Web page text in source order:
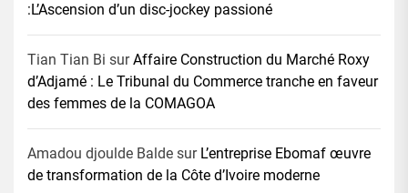
:L’Ascension d’un disc-jockey passioné
Tian Tian Bi surAffaire Construction du Marché Roxy
d’Adjamé : Le Tribunal du Commerce tranche en faveur
des femmes de la COMAGOA
Amadou djoulde Balde sur L’entreprise Ebomaf œuvre
de transformation de la Côte d’Ivoire moderne